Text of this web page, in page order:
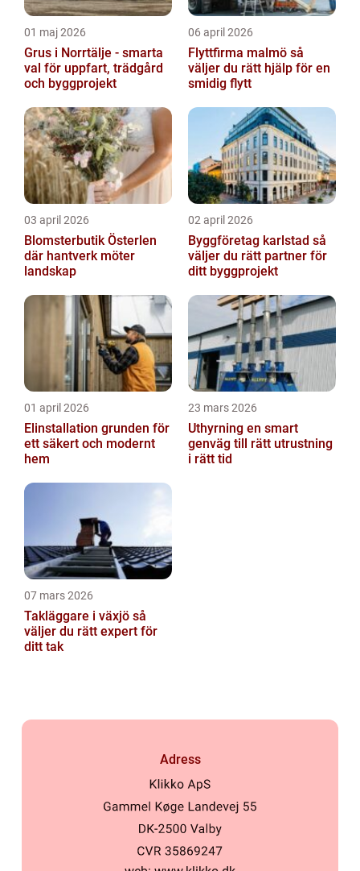
01 maj 2026
Grus i Norrtälje - smarta
val för uppfart, trädgård
och byggprojekt
06 april 2026
Flyttfirma malmö så
väljer du rätt hjälp för en
smidig flytt
03 april 2026
Blomsterbutik Österlen
där hantverk möter
landskap
02 april 2026
Byggföretag karlstad så
väljer du rätt partner för
ditt byggprojekt
01 april 2026
Elinstallation grunden för
ett säkert och modernt
hem
23 mars 2026
Uthyrning en smart
genväg till rätt utrustning
i rätt tid
07 mars 2026
Takläggare i växjö så
väljer du rätt expert för
ditt tak
Adress